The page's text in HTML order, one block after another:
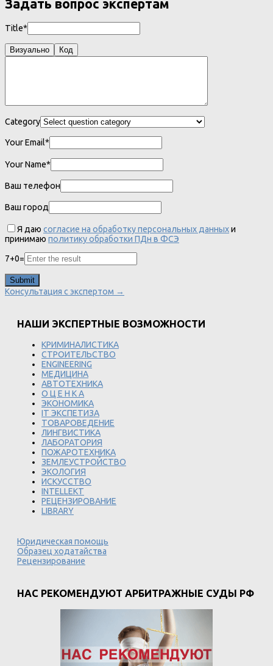
Задать вопрос экспертам
Title*
Визуально Код
Category
Your Email*
Your Name*
Ваш телефон
Ваш город
Я даю согласие на обработку персональных данныхи
принимаю политику обработки ПДн в ФСЭ
7+0=
Консультация с экспертом →
НАШИ ЭКСПЕРТНЫЕ ВОЗМОЖНОСТИ
КРИМИНАЛИСТИКА
СТРОИТЕЛЬСТВО
ENGINEERING
МЕДИЦИНА
АВТОТЕХНИКА
О Ц Е Н К А
ЭКОНОМИКА
IT ЭКСПЕТИЗА
ТОВАРОВЕДЕНИЕ
ЛИНГВИСТИКА
ЛАБОРАТОРИЯ
ПОЖАРОТЕХНИКА
ЗЕМЛЕУСТРОЙСТВО
ЭКОЛОГИЯ
ИСКУССТВО
INTELLEKT
РЕЦЕНЗИРОВАНИЕ
LIBRARY
Юридическая помощь
Образец ходатайства
Рецензирование
НАС РЕКОМЕНДУЮТ АРБИТРАЖНЫЕ СУДЫ РФ